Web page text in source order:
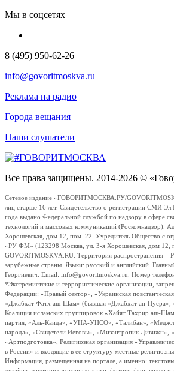
Мы в соцсетях
8 (495) 950-62-26
info@govoritmoskva.ru
Реклама на радио
Города вещания
Наши слушатели
Все права защищены. 2014-2026 ©
Сетевое издание «ГОВОРИТМОСКВА.РУ/
лиц старше 16 лет. Свидетельство о регистрации СМИ
года выдано Федеральной службой по надзору в сфере
технологий и массовых коммуникаций (Роскомнадзор).
Хорошевская, дом 12, пом. 22. Учредитель Общество с
«РУ ФМ» (123298 Москва, ул. 3-я Хорошевская, дом 12,
GOVORITMOSKVA.RU. Территория распространения –
зарубежные страны. Языки: русский и английский.
Георгиевич. Email: info@govoritmoskva.ru. Номер
*Экстремистские и террористические организации,
Федерации: «Правый сектор», «Украинская
«Джабхат Фатх аш-Шам» (бывшая «Джабхат ан-Нусра»,
Коалиция исламских группировок «Хайят Тахрир аш-
партия, «Аль-Каида», «УНА-УНСО», «Талибан»,
народа», «Свидетели Иеговы», «Мизантропик Дивижн»,
«Артподготовка», Религиозная организация
в России» и входящие в ее структуру местные
Информация, размещенная на портале, а именно: